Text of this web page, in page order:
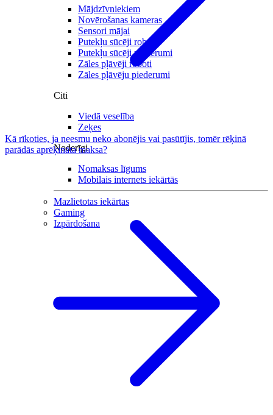
Mājdzīvniekiem
Novērošanas kameras
Sensori mājai
Putekļu sūcēji roboti
Putekļu sūcēji piederumi
Zāles pļāvēji roboti
Zāles pļāvēju piederumi
Citi
Viedā veselība
Zeķes
Noderīgi
Nomaksas līgums
Mobilais internets iekārtās
Mazlietotas iekārtas
Gaming
Izpārdošana
Kā rīkoties, ja neesmu neko abonējis vai pasūtījis, tomēr rēķinā
parādās aprēķināta maksa?